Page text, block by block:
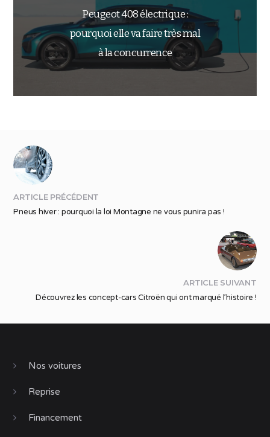
Peugeot 408 électrique :
pourquoi elle va faire très mal
à la concurrence
ARTICLE PRÉCÉDENT
Pneus hiver : pourquoi la loi Montagne ne vous punira pas !
ARTICLE SUIVANT
Découvrez les concept-cars Citroën qui ont marqué l’histoire !
Nos voitures
Reprise
Financement